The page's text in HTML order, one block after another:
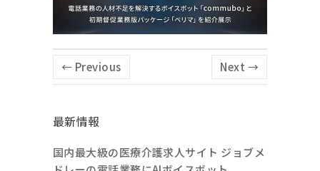
← Previous Next →
最新情報
国内最大級の医療介護求人サイト ジョブメ